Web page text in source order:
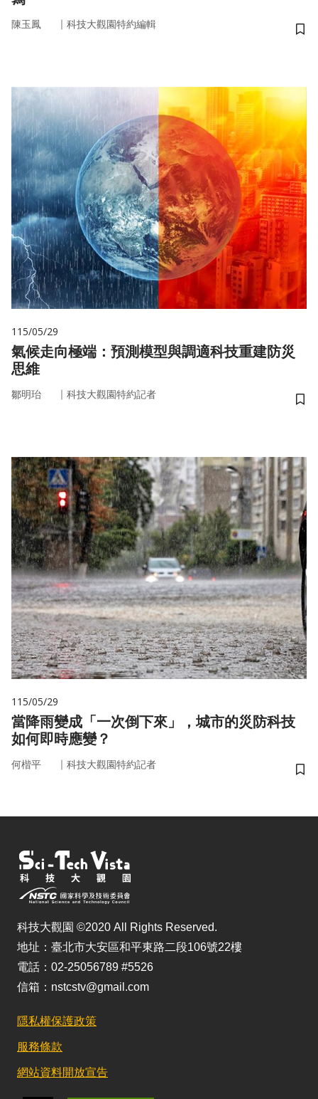
陳玉鳳 ｜ 科技大觀園特約編輯
儲
115/05/29
氣候走向極端：預測模型與調適科技重建防災
思維
鄒明珆 ｜ 科技大觀園特約記者
儲
115/05/29
當降雨變成「一次倒下來」，城市的災防科技
如何即時應變？
何楷平 ｜ 科技大觀園特約記者
儲
科技大觀園 ©2020 All Rights Reserved.
地址：臺北市大安區和平東路二段106號22樓
電話：02-25056789 #5526
信箱：nstcstv@gmail.com
隱私權保護政策
服務條款
網站資料開放宣告